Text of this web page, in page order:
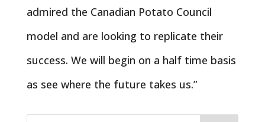
admired the Canadian Potato Council
model and are looking to replicate their
success. We will begin on a half time basis
as see where the future takes us.”